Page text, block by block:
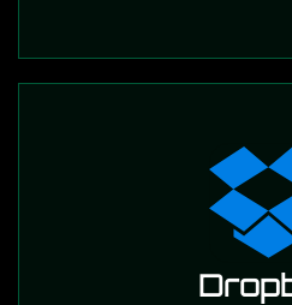
verschiedene Projekte